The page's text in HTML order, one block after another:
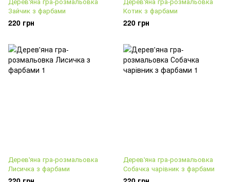
Зайчик з фарбами
220 грн
Котик з фарбами
220 грн
Дерев'яна гра-розмальовка
Лисичка з фарбами
Дерев'яна гра-розмальовка
Собачка чарівник з фарбами